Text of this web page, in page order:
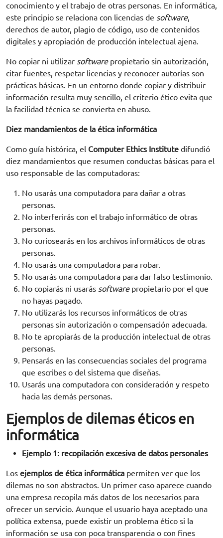
conocimiento y el trabajo de otras personas. En informática,
este principio se relaciona con licencias de software,
derechos de autor, plagio de código, uso de contenidos
digitales y apropiación de producción intelectual ajena.
No copiar ni utilizar softwarepropietario sin autorización,
citar fuentes, respetar licencias y reconocer autorías son
prácticas básicas. En un entorno donde copiar y distribuir
información resulta muy sencillo, el criterio ético evita que
la facilidad técnica se convierta en abuso.
Diez mandamientos de la ética informática
Como guía histórica, el Computer Ethics Institute difundió
diez mandamientos que resumen conductas básicas para el
uso responsable de las computadoras:
No usarás una computadora para dañar a otras
personas.
No interferirás con el trabajo informático de otras
personas.
No curiosearás en los archivos informáticos de otras
personas.
No usarás una computadora para robar.
No usarás una computadora para dar falso testimonio.
No copiarás ni usarás softwarepropietario por el que
no hayas pagado.
No utilizarás los recursos informáticos de otras
personas sin autorización o compensación adecuada.
No te apropiarás de la producción intelectual de otras
personas.
Pensarás en las consecuencias sociales del programa
que escribes o del sistema que diseñas.
Usarás una computadora con consideración y respeto
hacia las demás personas.
Ejemplos de dilemas éticos en
informática
Ejemplo 1: recopilación excesiva de datos personales
Los ejemplos de ética informática permiten ver que los
dilemas no son abstractos. Un primer caso aparece cuando
una empresa recopila más datos de los necesarios para
ofrecer un servicio. Aunque el usuario haya aceptado una
política extensa, puede existir un problema ético si la
información se usa con poca transparencia o con fines